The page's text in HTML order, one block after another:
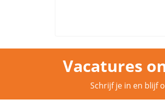
Vacatures
Schrijf je in en blijf